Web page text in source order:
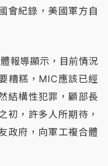
會紀錄，美國軍方自
報導顯示，目前情況
糟糕，MIC應該已經
結構性犯罪，顧部長
初，許多人所期待，
政府，向軍工複合體